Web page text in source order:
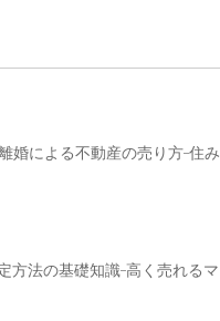
婚による不動産の売り方 住
方法の基礎知識 高く売れる